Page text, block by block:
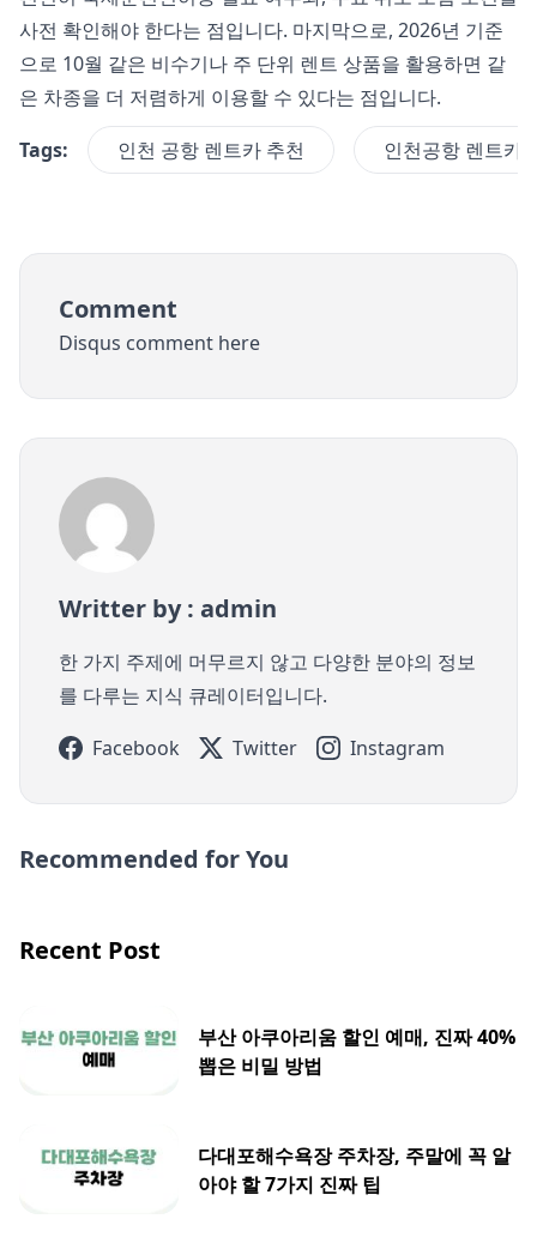
사전 확인해야 한다는 점입니다. 마지막으로, 2026년 기준
으로 10월 같은 비수기나 주 단위 렌트 상품을 활용하면 같
은 차종을 더 저렴하게 이용할 수 있다는 점입니다.
Tags:
인천 공항 렌트카 추천 인천공항 렌트카
Comment
Disqus comment here
Writter by : admin
한 가지 주제에 머무르지 않고 다양한 분야의 정보
를 다루는 지식 큐레이터입니다.
Facebook
Twitter Instagram
Recommended for You
Recent Post
부산 아쿠아리움 할인 예매, 진짜 40%
뽑은 비밀 방법
다대포해수욕장 주차장, 주말에 꼭 알
아야 할 7가지 진짜 팁